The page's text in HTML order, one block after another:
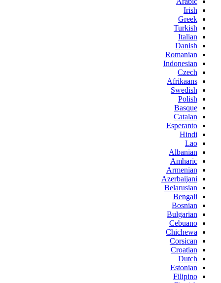
Irish
Greek
Turkish
Italian
Danish
Romanian
Indonesian
Czech
Afrikaans
Swedish
Polish
Basque
Catalan
Esperanto
Hindi
Lao
Albanian
Amharic
Armenian
Azerbaijani
Belarusian
Bengali
Bosnian
Bulgarian
Cebuano
Chichewa
Corsican
Croatian
Dutch
Estonian
Filipino